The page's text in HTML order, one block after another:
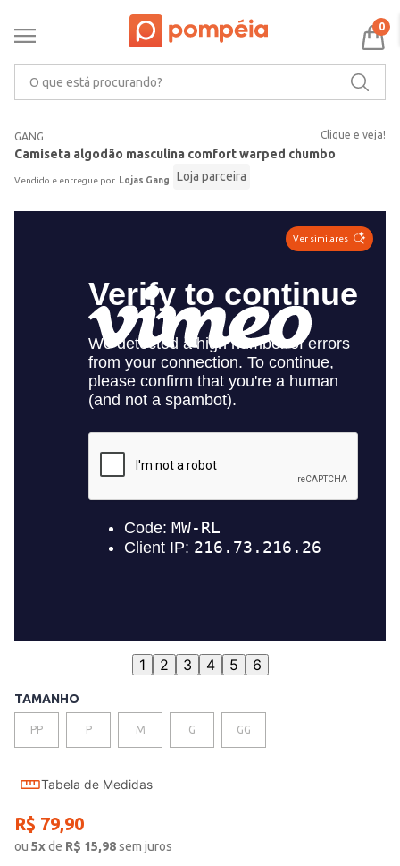
0
GANG Clique e veja!
Camiseta algodão masculina comfort warped chumbo
Lojas Gang Loja parceira
Ver similares
1 2 3 4 5 6
TAMANHO
PP P M G GG
Tabela de Medidas
R$ 79,90
ou 5xde R$ 15,98sem juros